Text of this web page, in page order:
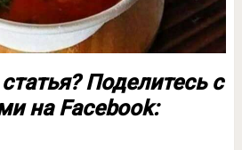
Поделитесь с
на Facebook: